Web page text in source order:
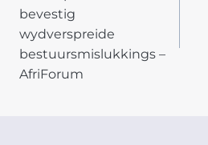
bevestig
wydverspreide
bestuursmislukkings –
AfriForum